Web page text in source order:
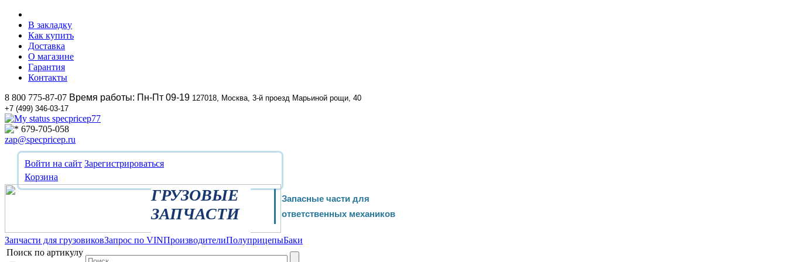
В закладку
Как купить
Доставка
О магазине
Гарантия
Контакты
8 800 775-87-07 Время работы: Пн-Пт 09-19 127018, Москва, 3-й проезд Марьиной рощи, 40
+7 (499) 346-03-17
specpricep77
679-705-058
zap@specpricep.ru
Войти на сайт Зарегистрироваться
Корзина
ГРУЗОВЫЕ
ЗАПЧАСТИ
Запасные части для
ответственных механиков
Запчасти для грузовиковЗапрос по VINПроизводителиПолуприцепыБаки
Поиск по артикулу